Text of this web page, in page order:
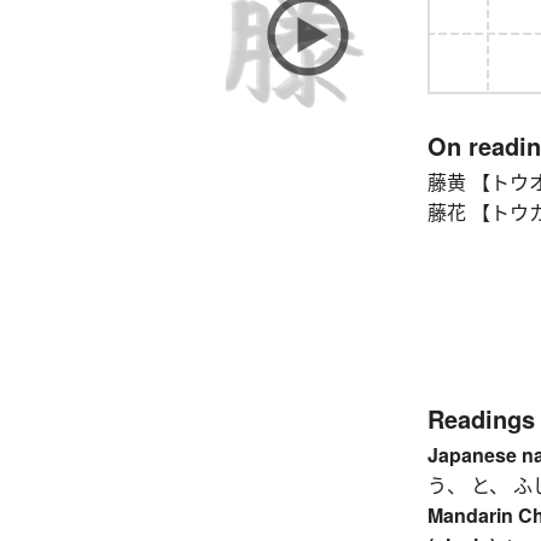
On
藤黄 【トウ
藤花 【トウ
Readings
Japanese
う、 と、 ふ
Mandarin